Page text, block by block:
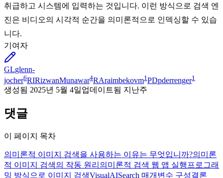
취급하고 시스템에 입력하는 것입니다. 이런 방식으로 검색 엔
진은 비디오의 시각적 순간을 의미론적으로 인덱싱할 수 있습
니다.
기여자
GLglenn-
jocher6RIRizwanMunawar4RAraimbekovm1PDpderrenger1
생성됨 2025년 5월 4일업데이트됨 지난주
댓글
이 페이지 목차
의미론적 이미지 검색을 사용하는 이유는 무엇입니까?의미론
적 이미지 검색의 작동 원리 의미론적 검색 웹 앱 실행 프로그래
밍 방식으로 이미지 검색VisualAISearch 매개변수 구성결론